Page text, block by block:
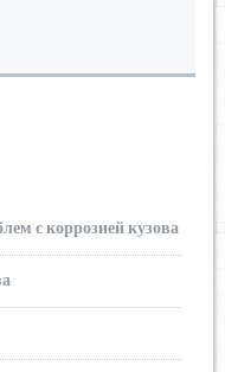
с коррозией кузова